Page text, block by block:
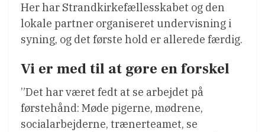
Her har Strandkirkefællesskabet og den
lokale partner organiseret undervisning i
syning, og det første hold er allerede færdig.
Vi er med til at gøre en forskel
”Det har været fedt at se arbejdet på
førstehånd: Møde pigerne, mødrene,
socialarbejderne, trænerteamet, se